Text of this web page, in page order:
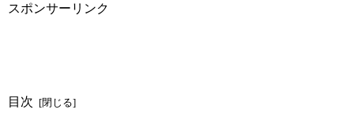
スポンサーリンク
目次